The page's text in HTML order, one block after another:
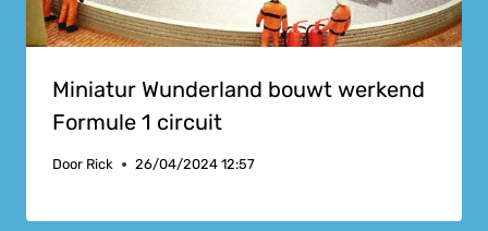
Miniatur Wunderland bouwt werkend
Formule 1 circuit
Door Rick 26/04/2024 12:57